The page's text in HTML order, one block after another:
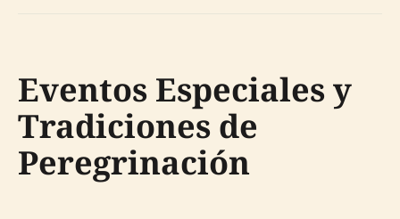
Eventos Especiales y
Tradiciones de
Peregrinación